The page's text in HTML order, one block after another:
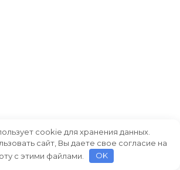
cookie для хранения данных.
сайт, Вы даете свое согласие на
с этими файлами.
OK